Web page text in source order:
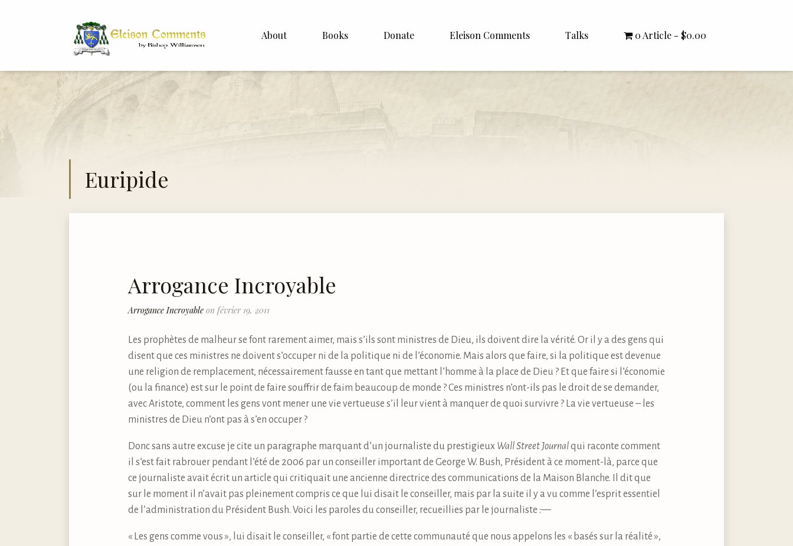
About
Bishop Williamson
Dr. White
Books Donate Eleison Comments
Italiano
Talks
Rector Letters
0 Article $0.00
Euripide
Arrogance Incroyable
Arrogance Incroyable on février 19, 2011
Les prophètes de malheur se font rarement aimer, mais s’ils sont ministres de Dieu, ils doivent dire la vérité. Or il y a des gens qui
disent que ces ministres ne doivent s’occuper ni de la politique ni de l’économie. Mais alors que faire, si la politique est devenue
une religion de remplacement, nécessairement fausse en tant que mettant l’homme à la place de Dieu ? Et que faire si l’économie
(ou la finance) est sur le point de faire souffrir de faim beaucoup de monde ? Ces ministres n’ont-ils pas le droit de se demander,
avec Aristote, comment les gens vont mener une vie vertueuse s’il leur vient à manquer de quoi survivre ? La vie vertueuse – les
ministres de Dieu n’ont pas à s’en occuper ?
Donc sans autre excuse je cite un paragraphe marquant d’un journaliste du prestigieux Wall Street Journalqui raconte comment
il s’est fait rabrouer pendant l’été de 2006 par un conseiller important de George W. Bush, Président à ce moment-là, parce que
ce journaliste avait écrit un article qui critiquait une ancienne directrice des communications de la Maison Blanche. Il dit que
sur le moment il n’avait pas pleinement compris ce que lui disait le conseiller, mais par la suite il y a vu comme l’esprit essentiel
de l’administration du Président Bush. Voici les paroles du conseiller, recueillies par le journaliste :—
« Les gens comme vous », lui disait le conseiller, « font partie de cette communauté que nous appelons les « basés sur la réalité »,